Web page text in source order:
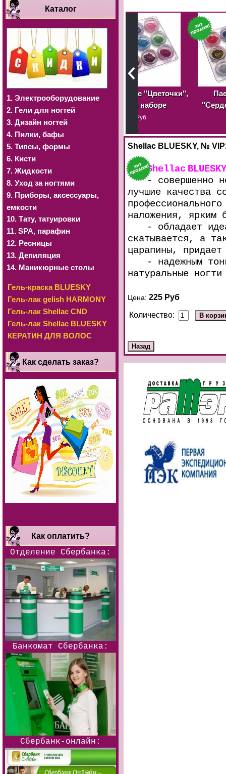
Каталог
1. Электрооборудование
2. Гели для ногтей
3. Дизайн ногтей
4. Пилки, бафы
5. Типсы, формы
6. Кисти
7. Жидкости
8. Уход за ногтями
9. Приборы, аксессуары,
емкости
10. Тату, татуировки
11. SРА, парафин
12. Ресницы
13. Депиляция
14. Маникюрные столы
Гель-краска BLUESKY
Гель-лак gelish HARMONY
Гель-лак Shellac CND
Гель-лак Shellac BLUESKY
КЕРАТИН ДЛЯ ВОЛОС
Как сделать заказ?
Как оплатить?
Отделение Сбербанка:
Банкомат Сбербанка:
Сбербанк-онлайн:
(в
Паетки цветные "Цветочки",
12 штук в наборе
Паетки цветные
"Сердечки", 12
Shellac BLUESKY, №
Shellac BLUESKY
- совершенно
лучшие качества
наложения, ярким
- обладает
скатывается, а
царапины,
- надежным
натуральные
Цена: 225 Руб
Количество: